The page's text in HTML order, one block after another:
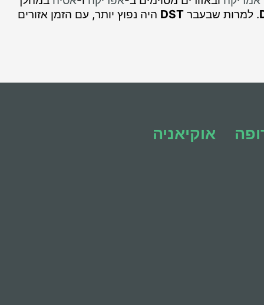
. למרות שבעבר DST היה נפוץ יותר, עם הזמן אזורים
אוקיאניה